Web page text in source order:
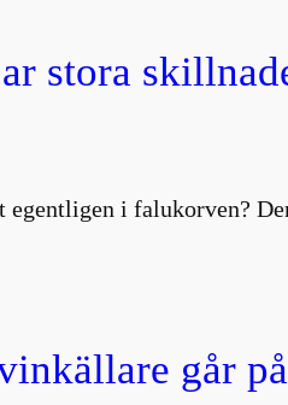
stora
i falukorven?
går